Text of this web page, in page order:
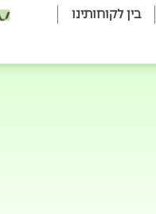
בין לקוחותינו